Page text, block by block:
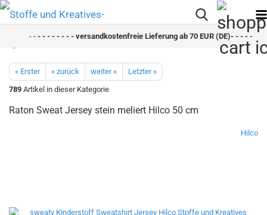
- - - - - - - - versandkostenfreie Lieferung ab 70 EUR (DE)- - - - - - - -
« Erster « zurück weiter »
Letzter »
789 Artikel in dieser Kategorie
Raton Sweat Jersey stein meliert Hilco 50 cm
Hilco